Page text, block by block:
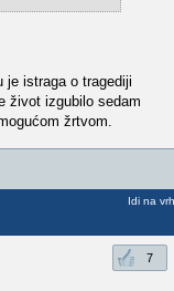
je istraga o tragediji
život izgubilo sedam
žrtvom.
Idi na vrh
7